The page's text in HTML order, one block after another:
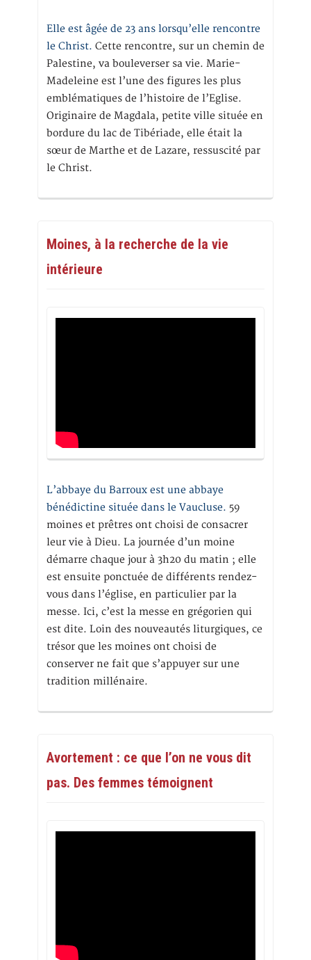
Elle est âgée de 23 ans lorsqu’elle rencontre
le Christ. Cette rencontre, sur un chemin de
Palestine, va bouleverser sa vie. Marie-
Madeleine est l’une des figures les plus
emblématiques de l’histoire de l’Eglise.
Originaire de Magdala, petite ville située en
bordure du lac de Tibériade, elle était la
sœur de Marthe et de Lazare, ressuscité par
le Christ.
Moines, à la recherche de la vie
intérieure
L’abbaye du Barroux est une abbaye
bénédictine située dans le Vaucluse. 59
moines et prêtres ont choisi de consacrer
leur vie à Dieu. La journée d’un moine
démarre chaque jour à 3h20 du matin ; elle
est ensuite ponctuée de différents rendez-
vous dans l’église, en particulier par la
messe. Ici, c’est la messe en grégorien qui
est dite. Loin des nouveautés liturgiques, ce
trésor que les moines ont choisi de
conserver ne fait que s’appuyer sur une
tradition millénaire.
Avortement : ce que l’on ne vous dit
pas. Des femmes témoignent